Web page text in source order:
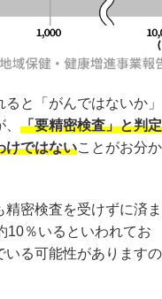
ると「がんではないか
「要精密検査」と判
けではないことがお分
密検査を受けずに済
10％いるといわれてお
いる可能性がありますの